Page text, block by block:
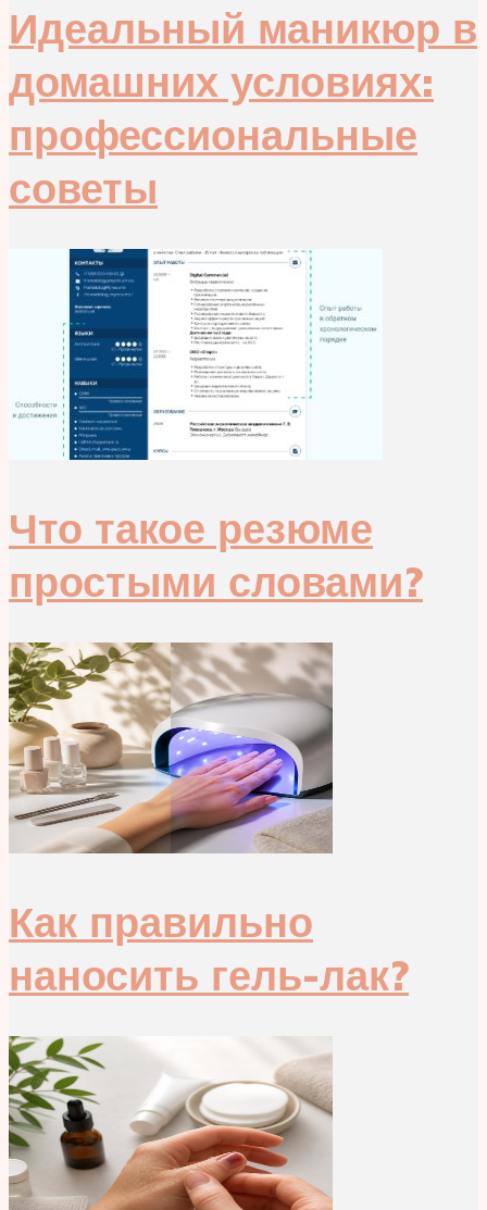
Идеальный маникюр в
домашних условиях:
профессиональные
советы
Что такое резюме
простыми словами?
Как правильно
наносить гель-лак?